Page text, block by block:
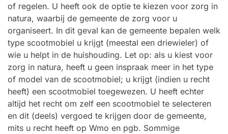
of regelen. U heeft ook de optie te kiezen voor zorg in
natura, waarbij de gemeente de zorg voor u
organiseert. In dit geval kan de gemeente bepalen welk
type scootmobiel u krijgt (meestal een driewieler) of
wie u helpt in de huishouding. Let op: als u kiest voor
zorg in natura, heeft u geen inspraak meer in het type
of model van de scootmobiel; u krijgt (indien u recht
heeft) een scootmobiel toegewezen. U heeft echter
altijd het recht om zelf een scootmobiel te selecteren
en dit (deels) vergoed te krijgen door de gemeente,
mits u recht heeft op Wmo en pgb. Sommige